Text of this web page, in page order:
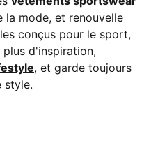
la mode, et renouvelle
conçus pour le sport,
d'inspiration,
, et garde toujours
style.